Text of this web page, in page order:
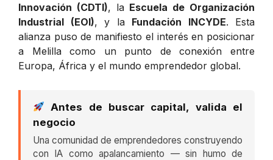
Innovación (CDTI), la Escuela de Organización
Industrial (EOI), y la Fundación INCYDE. Esta
alianza puso de manifiesto el interés en posicionar
a Melilla como un punto de conexión entre
Europa, África y el mundo emprendedor global.
Antes de buscar capital, valida el
negocio
Una comunidad de emprendedores construyendo
con IA como apalancamiento — sin humo de